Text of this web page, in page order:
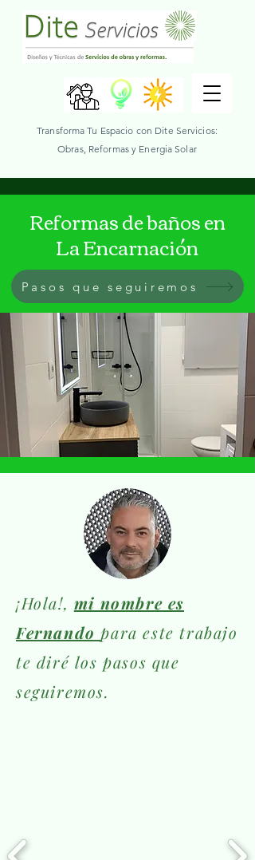
Transforma Tu Espacio con Dite Servicios:
Obras, Reformas y Energia Solar
Reformas de baños en
La Encarnación
Pasos que seguiremos
¡Hola!, mi nombre es
Fernandopara este trabajo
te diré los pasos que
seguiremos.